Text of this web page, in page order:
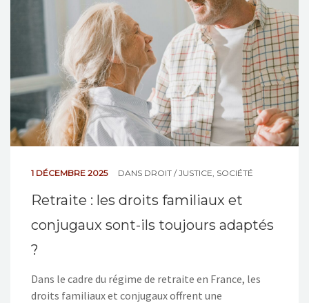
CONTACT
1 DÉCEMBRE 2025 DANS DROIT / JUSTICE SOCIÉTÉ
Retraite : les droits familiaux et
conjugaux sont-ils toujours adaptés
?
Dans le cadre du régime de retraite en France, les
droits familiaux et conjugaux offrent une